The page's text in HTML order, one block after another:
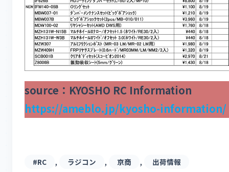
source：KYOSHO RC Information
https://ameblo.jp/kyosho-information/
#RC , ラジコン , 京商 , 出荷情報